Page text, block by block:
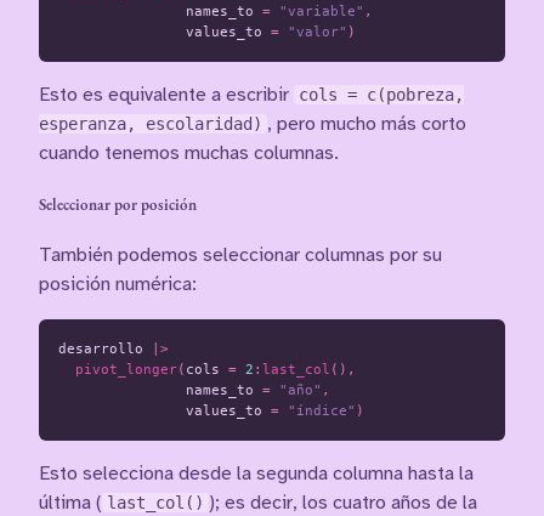
names_to = "variable" ,
values_to = "valor" )
Esto es equivalente a escribir cols = c(pobreza,
esperanza, escolaridad) , pero mucho más corto
cuando tenemos muchas columnas.
Seleccionar por posición
También podemos seleccionar columnas por su
posición numérica:
desarrollo
|>
pivot_longer( cols = 2 : last_col (),
names_to = "año" ,
values_to = "índice" )
Esto selecciona desde la segunda columna hasta la
última ( last_col() ); es decir, los cuatro años de la